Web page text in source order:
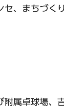
、まちづく
属卓球場、